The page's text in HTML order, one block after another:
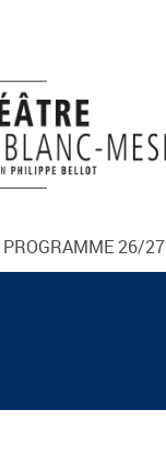
PROGRAMME 26/27